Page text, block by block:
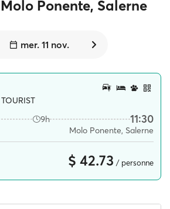
Molo Ponente, Salerne
mer. 11 nov.
9h 11:30
Molo Ponente, Salerne
$ 42.73 / personne